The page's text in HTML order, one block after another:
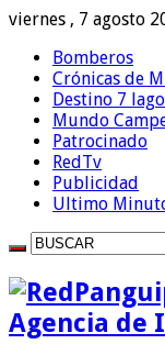
viernes , 7 agosto
Bomberos
Crónicas de
Destino 7
Mundo
Patrocinado
RedTv
Publicidad
Ultimo
Agencia de